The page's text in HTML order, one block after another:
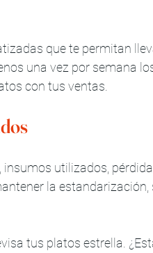
que te permitan
una vez por semana
con tus ventas.
insumos utilizados,
la estandarización,
tus platos estrella.